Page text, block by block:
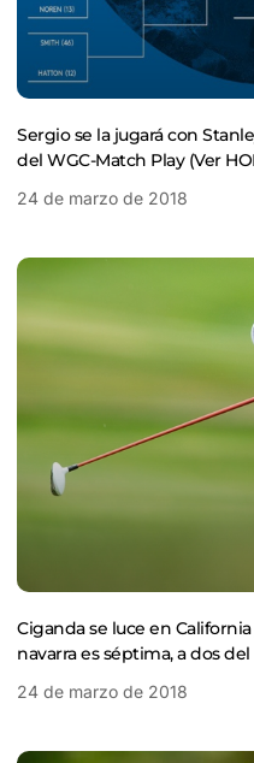
Sergio se la jugará con
del WGC-Match Play (Ver
24 de marzo de 2018
Ciganda se luce en
navarra es séptima, a dos
24 de marzo de 2018